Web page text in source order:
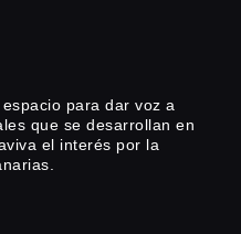
para dar voz a
que se desarrollan en
el interés por la